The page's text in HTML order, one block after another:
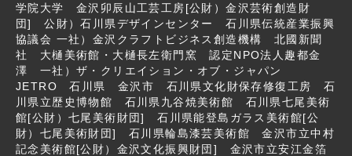
学院大学 金沢卯辰山工芸工房[公財）金沢芸術創造財
団] 公財）石川県デザインセンター 石川県伝統産業振興
協議会 一社）金沢クラフトビジネス創造機構 北國新聞
社 大樋美術館・大樋長左衛門窯 認定NPO法人趣都金
澤 一社）ザ・クリエイション・オブ・ジャパン
JETRO 石川県 金沢市 石川県文化財保存修復工房 石
川県立歴史博物館 石川県九谷焼美術館 石川県七尾美術
館[公財）七尾美術財団] 石川県能登島ガラス美術館[公
財）七尾美術財団] 石川県輪島漆芸美術館 金沢市立中村
記念美術館[公財）金沢文化振興財団] 金沢市立安江金箔